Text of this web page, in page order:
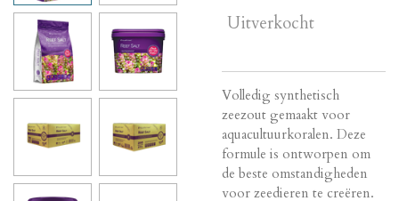
Uitverkocht
Volledig synthetisch
zeezout gemaakt voor
aquacultuurkoralen. Deze
formule is ontworpen om
de beste omstandigheden
voor zeedieren te creëren.